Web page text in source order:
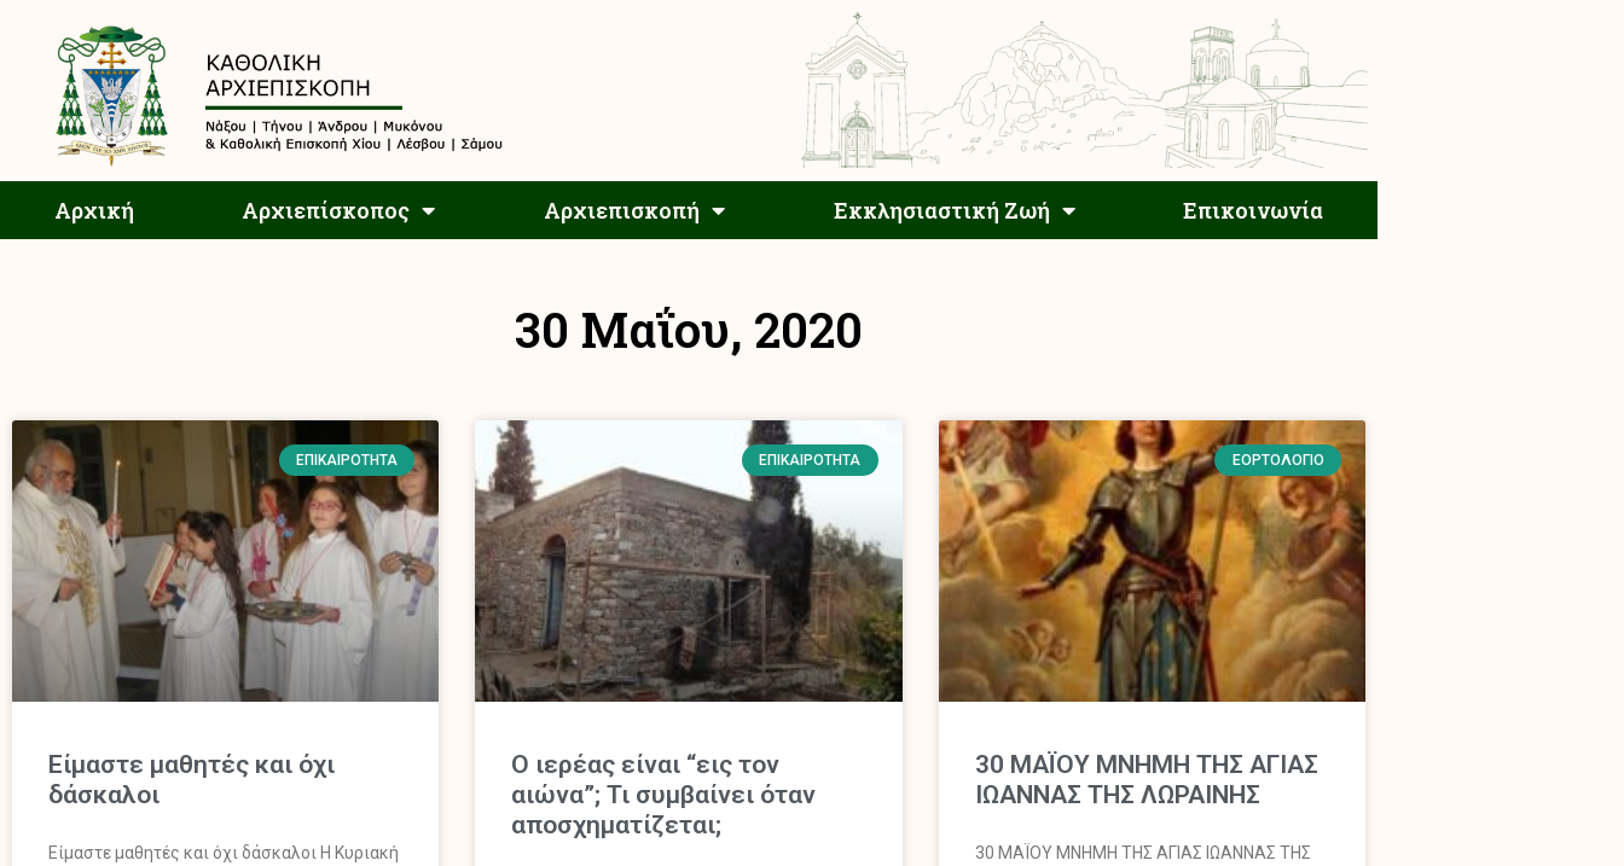
Αρχική Αρχιεπίσκοπος Αρχιεπισκοπή Εκκλησιαστική Ζωή Επικοινωνία
Αρχιεπισκοπή Εκκλησιαστική Ζωή Επικοινωνία
30 Μαΐου, 2020
ΕΠΙΚΑΙΡΌΤΗΤΑ
Είμαστε μαθητές και όχι
δάσκαλοι
Είμαστε μαθητές και όχι δάσκαλοι Η Κυριακή
ΕΠΙΚΑΙΡΌΤΗΤΑ
Ο ιερέας είναι “εις τον
αιώνα”; Τι συμβαίνει όταν
αποσχηματίζεται;
ΕΟΡΤΟΛΌΓΙΟ
30 ΜΑΪΟΥ ΜΝΗΜΗ ΤΗΣ ΑΓΙΑΣ
ΙΩΑΝΝΑΣ ΤΗΣ ΛΩΡΑΙΝΗΣ
30 ΜΑΪΟΥ ΜΝΗΜΗ ΤΗΣ ΑΓΙΑΣ ΙΩΑΝΝΑΣ ΤΗΣ